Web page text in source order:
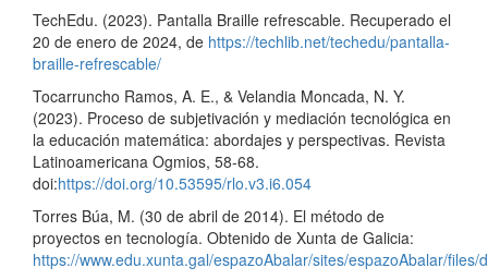
TechEdu. (2023). Pantalla Braille refrescable. Recuperado el
20 de enero de 2024, de https://techlib.net/techedu/pantalla-
braille-refrescable/
Tocarruncho Ramos, A. E., & Velandia Moncada, N. Y.
(2023). Proceso de subjetivación y mediación tecnológica en
la educación matemática: abordajes y perspectivas. Revista
Latinoamericana Ogmios, 58-68.
doi:https://doi.org/10.53595/rlo.v3.i6.054
Torres Búa, M. (30 de abril de 2014). El método de
proyectos en tecnología. Obtenido de Xunta de Galicia:
https://www.edu.xunta.gal/espazoAbalar/sites/espazoAbalar/